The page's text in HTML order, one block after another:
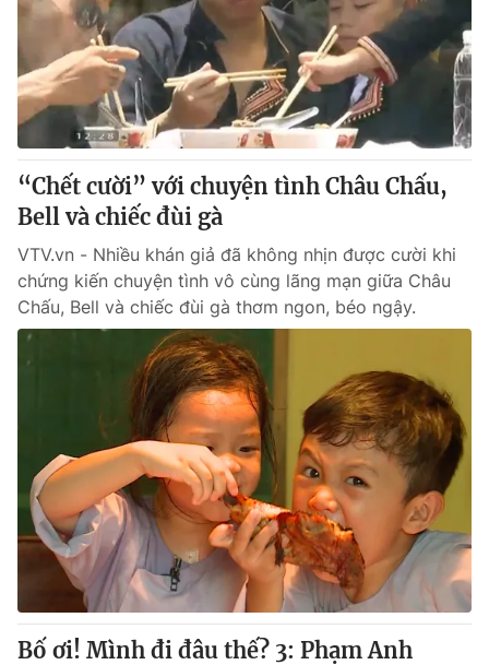
“Chết cười” với chuyện tình Châu Chấu,
Bell và chiếc đùi gà
VTV.vn - Nhiều khán giả đã không nhịn được cười khi
chứng kiến chuyện tình vô cùng lãng mạn giữa Châu
Chấu, Bell và chiếc đùi gà thơm ngon, béo ngậy.
Bố ơi! Mình đi đâu thế? 3: Phạm Anh